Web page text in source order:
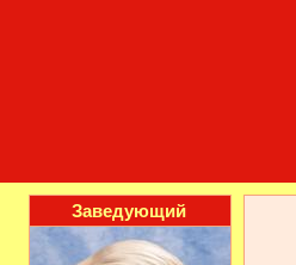
Заведующий